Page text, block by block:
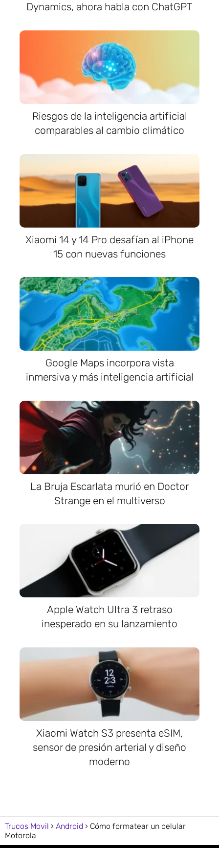
Dynamics, ahora habla con ChatGPT
Riesgos de la inteligencia artificial
comparables al cambio climático
Xiaomi 14 y 14 Pro desafían al iPhone
15 con nuevas funciones
Google Maps incorpora vista
inmersiva y más inteligencia artificial
La Bruja Escarlata murió en Doctor
Strange en el multiverso
Apple Watch Ultra 3 retraso
inesperado en su lanzamiento
Xiaomi Watch S3 presenta eSIM,
sensor de presión arterial y diseño
moderno
Trucos Movil Android
Cómo formatear un celular
Motorola